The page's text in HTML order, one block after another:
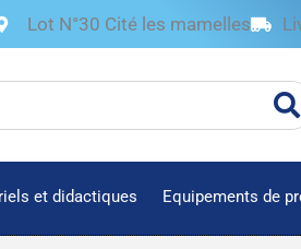
Lot N°30 Cité les mamelles
et didactiques Equipements de